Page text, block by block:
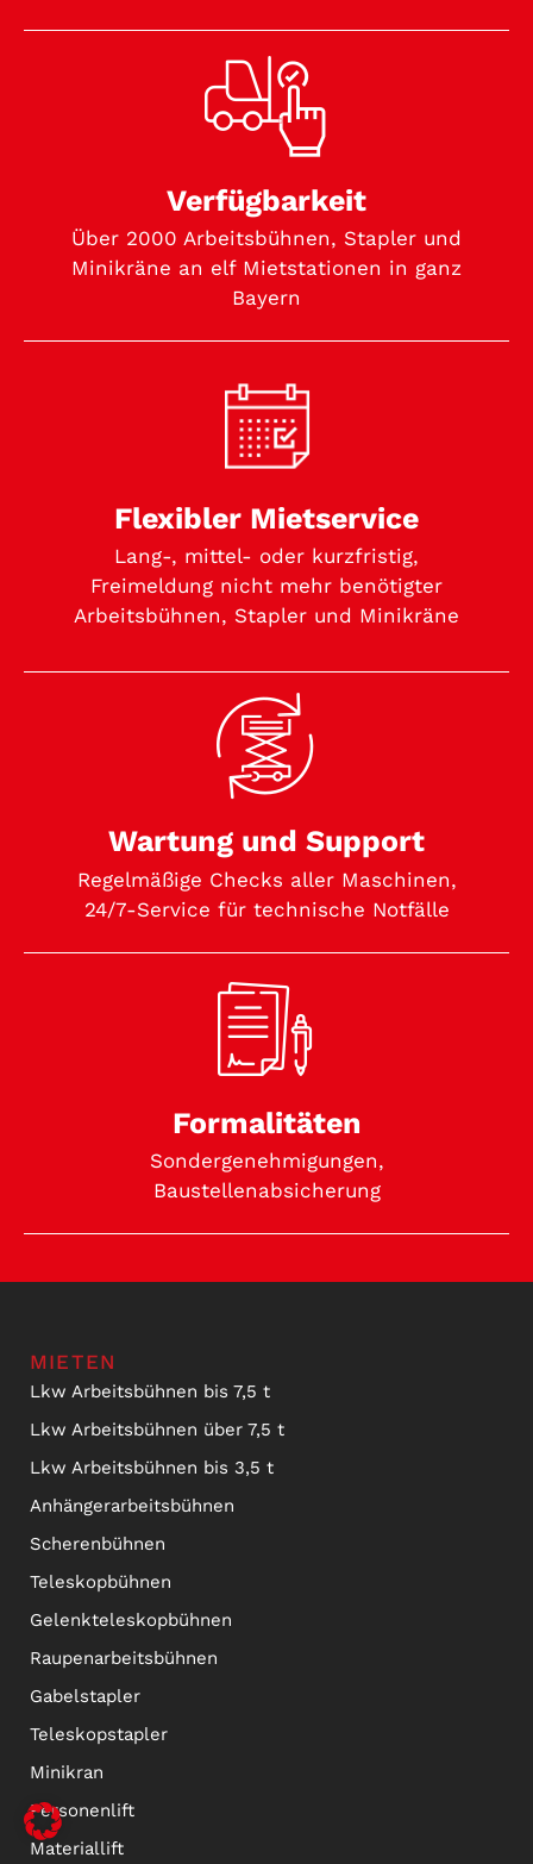
Verfügbarkeit
Über 2000 Arbeitsbühnen, Stapler und
Minikräne an elf Mietstationen in ganz
Bayern
Flexibler Mietservice
Lang-, mittel- oder kurzfristig,
Freimeldung nicht mehr benötigter
Arbeitsbühnen, Stapler und Minikräne
Wartung und Support
Regelmäßige Checks aller Maschinen,
24/7-Service für technische Notfälle
Formalitäten
Sondergenehmigungen,
Baustellenabsicherung
MIETEN
Lkw Arbeitsbühnen bis 7,5 t
Lkw Arbeitsbühnen über 7,5 t
Lkw Arbeitsbühnen bis 3,5 t
Anhängerarbeitsbühnen
Scherenbühnen
Teleskopbühnen
Gelenkteleskopbühnen
Raupenarbeitsbühnen
Gabelstapler
Teleskopstapler
Minikran
Personenlift
Materiallift